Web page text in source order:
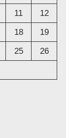
11
12
18
19
25
26